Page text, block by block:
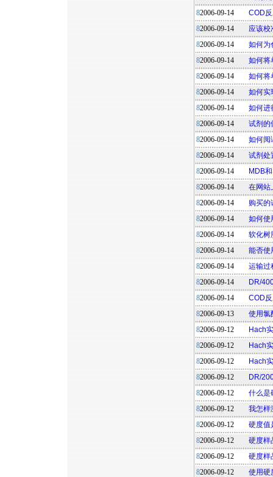
82006-09-14
COD
82006-09-14
应该校
82006-09-14
如何为
82006-09-14
如何将
82006-09-14
如何将
82006-09-14
如何实
82006-09-14
如何进
82006-09-14
试剂的
82006-09-14
如何阅
82006-09-14
试剂处
82006-09-14
MDB
82006-09-14
在网站
82006-09-14
购买的
82006-09-14
如何使
82006-09-14
软化树
82006-09-14
能否使
82006-09-14
运输过
82006-09-14
DR/
82006-09-14
COD
82006-09-13
使用氯
82006-09-12
Hach
82006-09-12
Hach
82006-09-12
Hach
82006-09-12
DR/
82006-09-12
什么是
82006-09-12
我怎样
82006-09-12
硬度值
82006-09-12
硬度样
82006-09-12
硬度样
82006-09-12
使用硬